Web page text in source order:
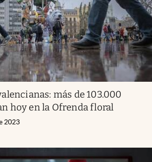
más de 103.000
hoy en la Ofrenda floral
2023